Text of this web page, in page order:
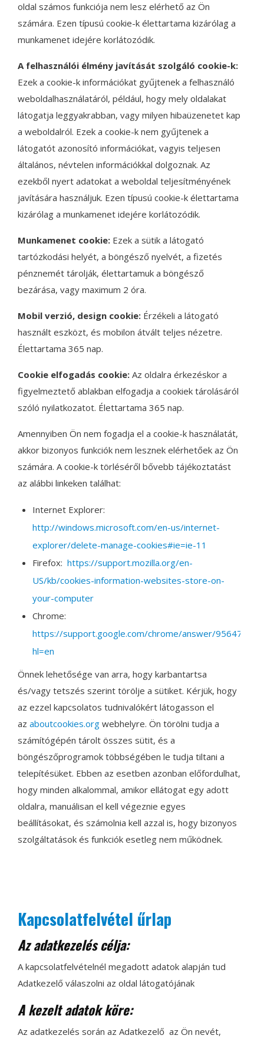
oldal számos funkciója nem lesz elérhető az Ön
számára. Ezen típusú cookie-k élettartama kizárólag a
munkamenet idejére korlátozódik.
A felhasználói élmény javítását szolgáló cookie-k:
Ezek a cookie-k információkat gyűjtenek a felhasználó
weboldalhasználatáról, például, hogy mely oldalakat
látogatja leggyakrabban, vagy milyen hibaüzenetet kap
a weboldalról. Ezek a cookie-k nem gyűjtenek a
látogatót azonosító információkat, vagyis teljesen
általános, névtelen információkkal dolgoznak. Az
ezekből nyert adatokat a weboldal teljesítményének
javítására használjuk. Ezen típusú cookie-k élettartama
kizárólag a munkamenet idejére korlátozódik.
Munkamenet cookie: Ezek a sütik a látogató
tartózkodási helyét, a böngésző nyelvét, a fizetés
pénznemét tárolják, élettartamuk a böngésző
bezárása, vagy maximum 2 óra.
Mobil verzió, design cookie: Érzékeli a látogató
használt eszközt, és mobilon átvált teljes nézetre.
Élettartama 365 nap.
Cookie elfogadás cookie: Az oldalra érkezéskor a
figyelmeztető ablakban elfogadja a cookiek tárolásáról
szóló nyilatkozatot. Élettartama 365 nap.
Amennyiben Ön nem fogadja el a cookie-k használatát,
akkor bizonyos funkciók nem lesznek elérhetőek az Ön
számára. A cookie-k törléséről bővebb tájékoztatást
az alábbi linkeken találhat:
Internet Explorer:
http://windows.microsoft.com/en-us/internet-
explorer/delete-manage-cookies#ie=ie-11
Firefox: https://support.mozilla.org/en-
US/kb/cookies-information-websites-store-on-
your-computer
Chrome:
https://support.google.com/chrome/answer/95647?
hl=en
Önnek lehetősége van arra, hogy karbantartsa
és/vagy tetszés szerint törölje a sütiket. Kérjük, hogy
az ezzel kapcsolatos tudnivalókért látogasson el
az aboutcookies.org webhelyre. Ön törölni tudja a
számítógépén tárolt összes sütit, és a
böngészőprogramok többségében le tudja tiltani a
telepítésüket. Ebben az esetben azonban előfordulhat,
hogy minden alkalommal, amikor ellátogat egy adott
oldalra, manuálisan el kell végeznie egyes
beállításokat, és számolnia kell azzal is, hogy bizonyos
szolgáltatások és funkciók esetleg nem működnek.
Kapcsolatfelvétel űrlap
Az adatkezelés célja:
A kapcsolatfelvételnél megadott adatok alapján tud
Adatkezelő válaszolni az oldal látogatójának
A kezelt adatok köre:
Az adatkezelés során az Adatkezelő az Ön nevét,